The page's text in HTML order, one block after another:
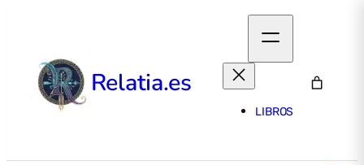
Relatia.es
LIBROS